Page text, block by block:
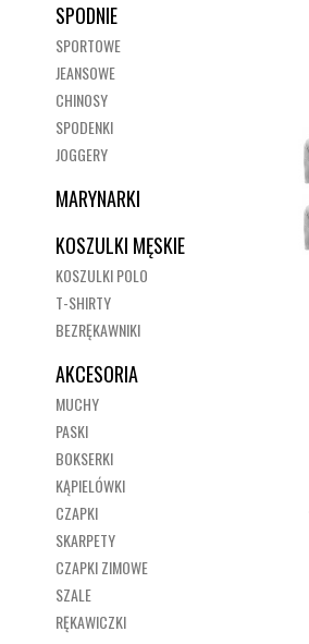
SPODNIE
SPORTOWE
JEANSOWE
CHINOSY
SPODENKI
JOGGERY
MARYNARKI
KOSZULKI MĘSKIE
KOSZULKI POLO
T-SHIRTY
BEZRĘKAWNIKI
AKCESORIA
MUCHY
PASKI
BOKSERKI
KĄPIELÓWKI
CZAPKI
SKARPETY
CZAPKI ZIMOWE
SZALE
RĘKAWICZKI